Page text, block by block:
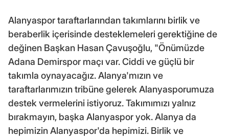
Alanyaspor taraftarlarından takımlarını birlik ve
beraberlik içerisinde desteklemeleri gerektiğine de
değinen Başkan Hasan Çavuşoğlu, "Önümüzde
Adana Demirspor maçı var. Ciddi ve güçlü bir
takımla oynayacağız. Alanya'mızın ve
taraftarlarımızın tribüne gelerek Alanyasporumuza
destek vermelerini istiyoruz. Takımımızı yalnız
bırakmayın, başka Alanyaspor yok. Alanya da
hepimizin Alanyaspor'da hepimizi. Birlik ve